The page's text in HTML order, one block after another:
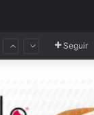
Seguir